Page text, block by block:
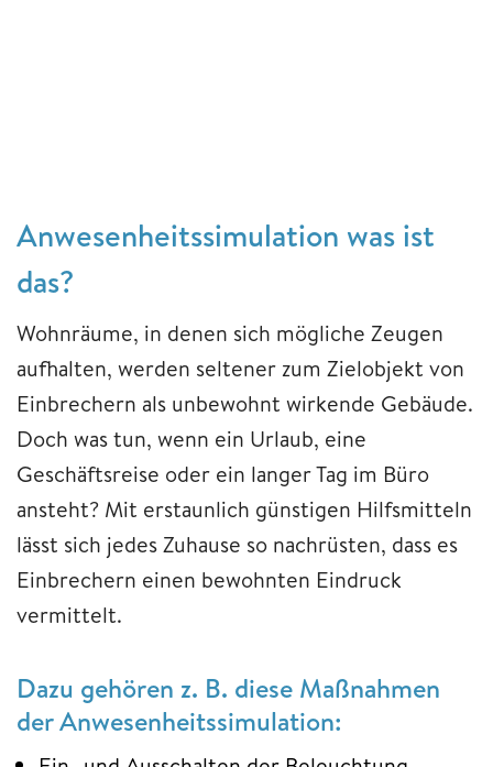
Anwesenheitssimulation was ist
das?
Wohnräume, in denen sich mögliche Zeugen
aufhalten, werden seltener zum Zielobjekt von
Einbrechern als unbewohnt wirkende Gebäude.
Doch was tun, wenn ein Urlaub, eine
Geschäftsreise oder ein langer Tag im Büro
ansteht? Mit erstaunlich günstigen Hilfsmitteln
lässt sich jedes Zuhause so nachrüsten, dass es
Einbrechern einen bewohnten Eindruck
vermittelt.
Dazu gehören z. B. diese Maßnahmen
der Anwesenheitssimulation: